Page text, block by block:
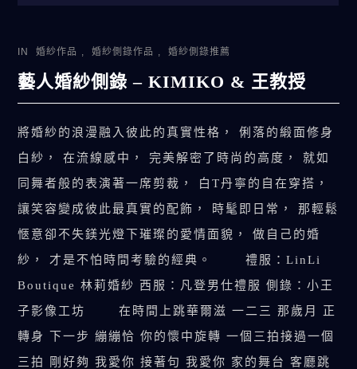
IN 婚紗作品 , 婚紗側錄作品 , 婚紗側錄推薦
藝人婚紗側錄 – KIMIKO & 王教授
將婚紗的浪漫融入彼此的真實性格， 俐落的緞面修身
白紗， 在流線感中， 完美解密了時尚的高度， 就如
同舞者般的表演著一席剪裁， 白T丹寧的自在穿搭，
讓笑容變成彼此最真實的配飾， 時髦即日常， 那輕鬆
愜意卻不失鎂光燈下璀璨的愛情面貌， 做自己的婚
紗， 才是不怕時間考驗的經典。 禮服：LinLi
Boutique 林莉婚紗 西服：凡登男仕禮服 側錄：小王
子影像工坊 在時間上跳華爾滋 一二三 那歲月 正
轉身 下一步 繃繃恰 你的懷中旋轉 一個三拍接過一個
三拍 剛好夠 我愛你 接著句 我愛你 家的舞台 客廳跳